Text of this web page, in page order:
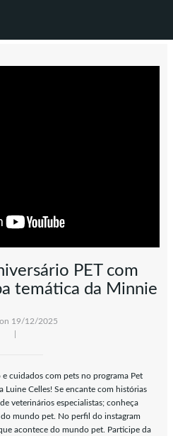
PET com
temática da Minnie
on 19/12/2025
cuidados com pets no programa Pet
Luine Celles! Se encante com histórias
veterinários especialistas; conheça
mundo pet. No perfil do instagram
acontece do mundo pet. Participe da